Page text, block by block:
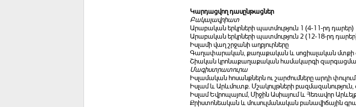
Կարդացվող դասընթացներ
Բակալավրիատ
Արաբական երկրների պատմություն 1 (4-11-րդ դարեր)
Արաբական երկրների պատմություն 2 (12-18-րդ
Իսլամի վաղ շրջանի աղբյուրները
Գաղափարական, քաղաքական և սոցիալական մտքի
Շիական կրոնաքաղաքական համակարգի
Մագիստրատուրա
Իսլամական հոսանքներն ու շարժումները արդի փուլում
Իսլամ և Արևմուտք. Մշակույթների բազմազանություն,
Իսլամ Եվրոպայում, Միջին Ասիայում և Հեռավոր
Քրիստոնեական և մուսուլմանական բանավիճային